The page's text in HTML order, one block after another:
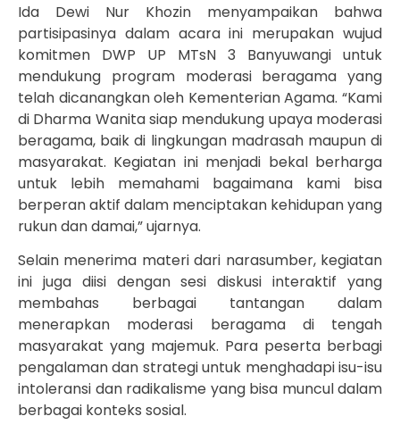
Ida Dewi Nur Khozin menyampaikan bahwa
partisipasinya dalam acara ini merupakan wujud
komitmen DWP UP MTsN 3 Banyuwangi untuk
mendukung program moderasi beragama yang
telah dicanangkan oleh Kementerian Agama. “Kami
di Dharma Wanita siap mendukung upaya moderasi
beragama, baik di lingkungan madrasah maupun di
masyarakat. Kegiatan ini menjadi bekal berharga
untuk lebih memahami bagaimana kami bisa
berperan aktif dalam menciptakan kehidupan yang
rukun dan damai,” ujarnya.
Selain menerima materi dari narasumber, kegiatan
ini juga diisi dengan sesi diskusi interaktif yang
membahas berbagai tantangan dalam
menerapkan moderasi beragama di tengah
masyarakat yang majemuk. Para peserta berbagi
pengalaman dan strategi untuk menghadapi isu-isu
intoleransi dan radikalisme yang bisa muncul dalam
berbagai konteks sosial.